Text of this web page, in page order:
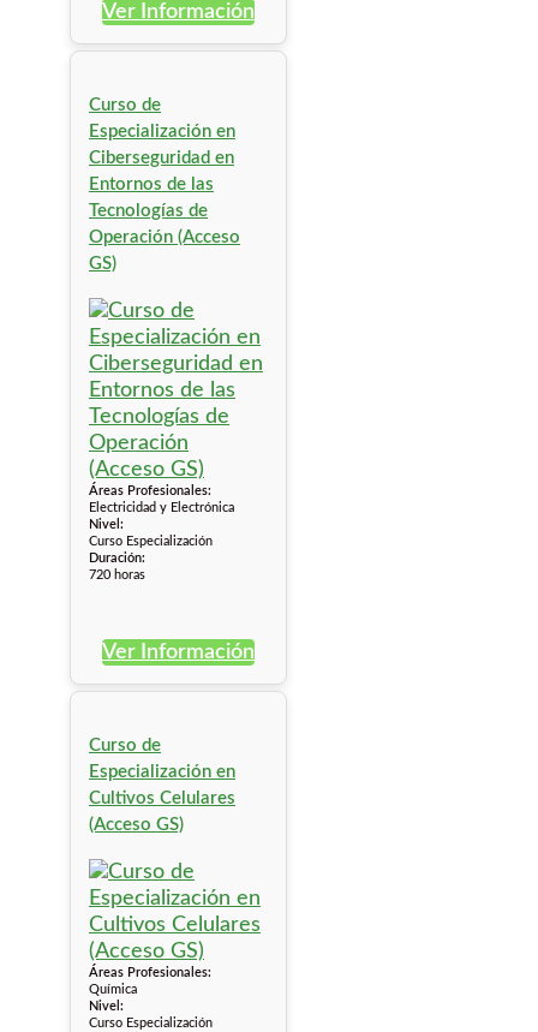
Ver Información
Curso de
Especialización en
Ciberseguridad en
Entornos de las
Tecnologías de
Operación (Acceso
GS)
Áreas Profesionales:
Electricidad y Electrónica
Nivel:
Curso Especialización
Duración:
720 horas
Ver Información
Curso de
Especialización en
Cultivos Celulares
(Acceso GS)
Áreas Profesionales:
Química
Nivel:
Curso Especialización